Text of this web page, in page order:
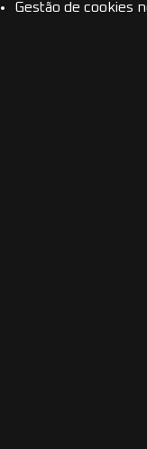
Gestão de cookies